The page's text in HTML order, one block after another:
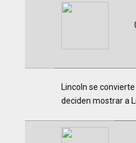
Lincoln se
deciden mostrar a